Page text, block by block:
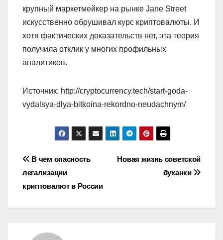
крупный маркетмейкер на рынке Jane Street
искусственно обрушивал курс криптовалюты. И
хотя фактических доказательств нет, эта теория
получила отклик у многих профильных
аналитиков.
Источник: http://cryptocurrency.tech/start-goda-
vydalsya-dlya-bitkoina-rekordno-neudachnym/
Навигация
по
записям
Новая жизнь советской
буханки
В чем опасность
легализации
криптовалют в России